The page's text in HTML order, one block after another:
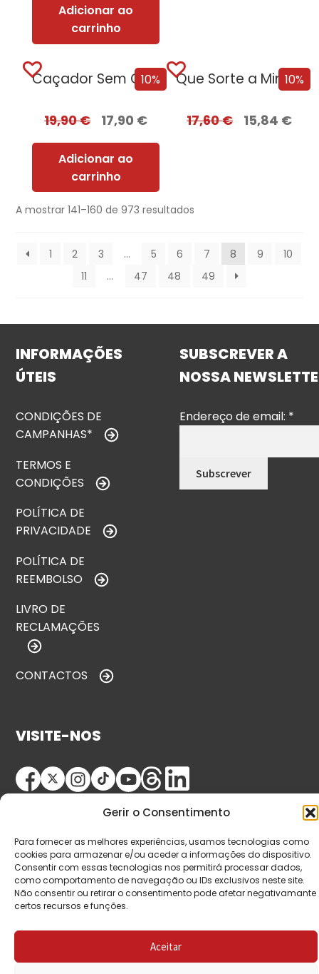
Gerir o Consentimento
Para fornecer as melhores experiências, usamos tecnologias como
cookies para armazenar e/ou aceder a informações do dispositivo.
Consentir com essas tecnologias nos permitirá processar dados,
como comportamento de navegação ou IDs exclusivos neste site.
Não consentir ou retirar o consentimento pode afetar negativamante
certos recursos e funções.
Aceitar
Adicionar ao
carrinho
10%
Caçador Sem Coração
19,90€ 17,90 €
Adicionar ao
carrinho
10%
Que Sorte a Minha Tua – Edição...
17,60€ 15,84 €
A mostrar 141–160 de 973 resultados
1 2 3 … 5 6 7 8 9
10
11
… 47 48 49
INFORMAÇÕES
ÚTEIS
CONDIÇÕES DE
CAMPANHAS*
TERMOS E
CONDIÇÕES
POLÍTICA DE
PRIVACIDADE
POLÍTICA DE
REEMBOLSO
LIVRO DE
RECLAMAÇÕES
CONTACTOS
SUBSCREVER A
NOSSA
Endereço de email: *
VISITE-NOS
© Copyright 2026 Saída de Emergência. Todos os
direitos reservados.